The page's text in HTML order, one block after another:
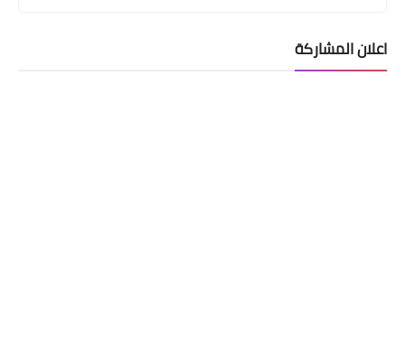
اعلان المشاركة